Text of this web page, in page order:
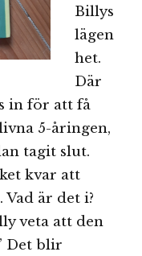
Billys
lägen
het.
Där
in för att få
5-åringen,
tagit slut.
kvar att
är det i?
veta att den
Det blir